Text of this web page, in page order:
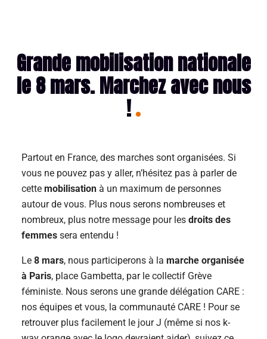
Grande mobilisation nationale
le 8 mars. Marchez avec nous
!
Partout en France, des marches sont organisées. Si
vous ne pouvez pas y aller, n’hésitez pas à parler de
cette mobilisation à un maximum de personnes
autour de vous. Plus nous serons nombreuses et
nombreux, plus notre message pour les droits des
femmes sera entendu !
Le 8 mars, nous participerons à la marche organisée
à Paris, place Gambetta, par le collectif Grève
féministe. Nous serons une grande délégation CARE :
nos équipes et vous, la communauté CARE ! Pour se
retrouver plus facilement le jour J (même si nos k-